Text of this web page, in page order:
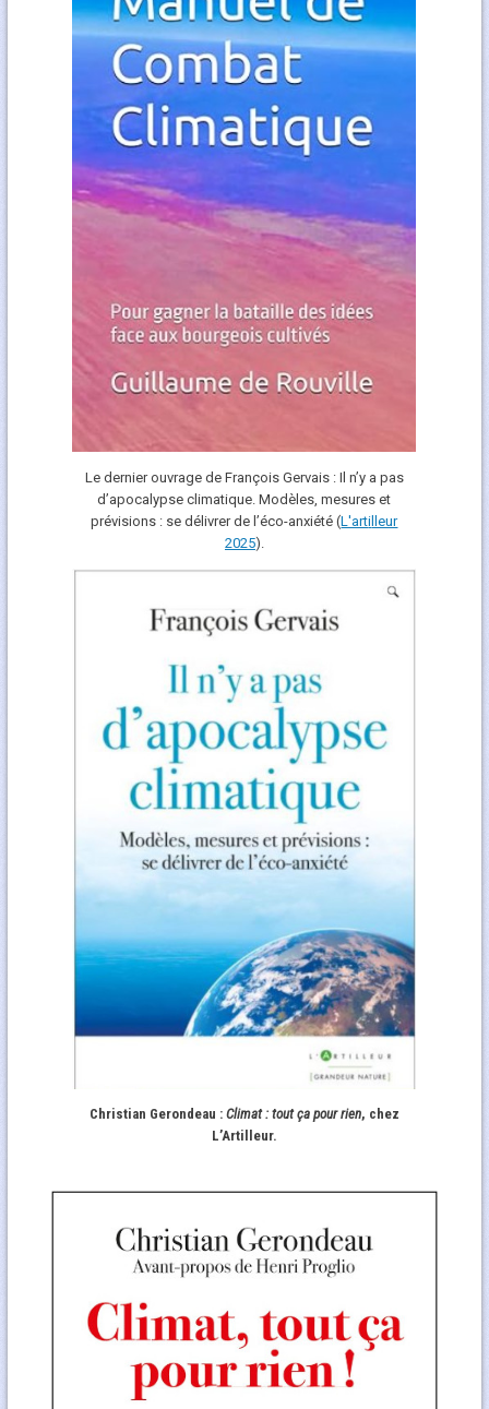
Le dernier ouvrage de François Gervais : Il n’y a pas
d’apocalypse climatique. Modèles, mesures et
prévisions : se délivrer de l’éco-anxiété (L'artilleur
2025).
Christian Gerondeau : Climat : tout ça pour rien, chez
L’Artilleur.